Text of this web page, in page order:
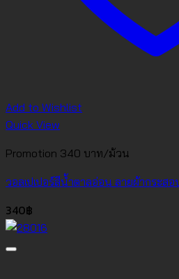
Add to Wishlist
Quick View
Promotion 340 บาท/ม้วน
วอลเปเปอร์สีน้ำตาลอ่อน ลายผ้ากระส
340฿